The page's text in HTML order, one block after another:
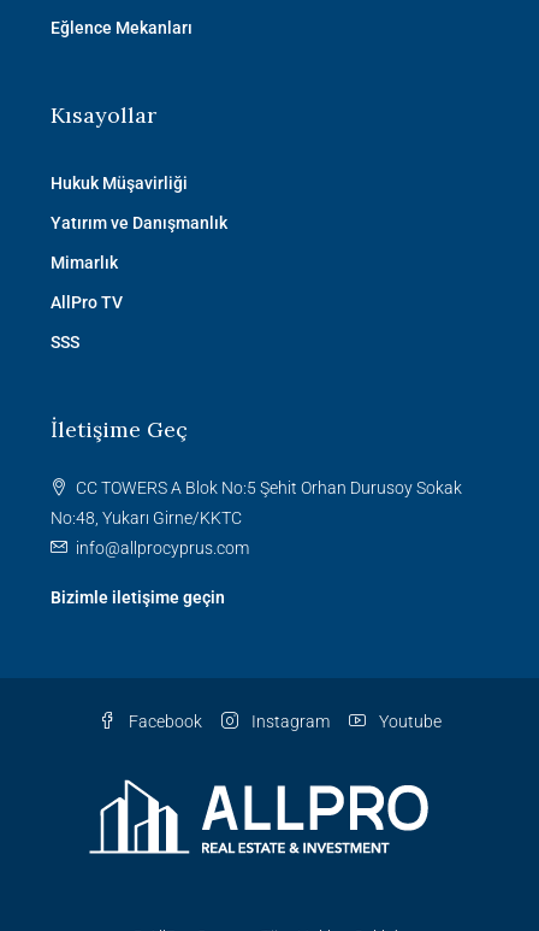
Eğlence Mekanları
Kısayollar
Hukuk Müşavirliği
Yatırım ve Danışmanlık
Mimarlık
AllPro TV
SSS
İletişime Geç
CC TOWERS A Blok No:5 Şehit Orhan Durusoy Sokak
No:48, Yukarı Girne/KKTC
info@allprocyprus.com
Bizimle iletişime geçin
Facebook Instagram Youtube